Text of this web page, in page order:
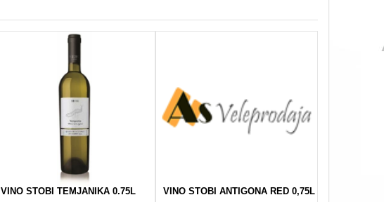
VINO STOBI TEMJANIKA 0.75L VINO STOBI ANTIGONA RED 0,75L